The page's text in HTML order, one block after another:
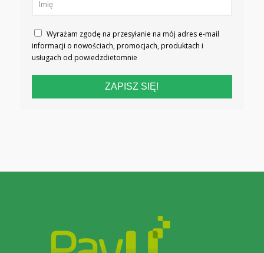
Wyrażam zgodę na przesyłanie na mój adres e-mail
informacji o nowościach, promocjach, produktach i
usługach od powiedzdietomnie
ZAPISZ SIĘ!